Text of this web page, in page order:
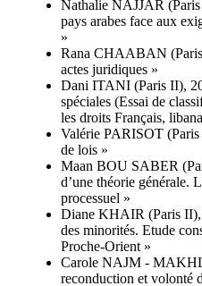
Nathalie NAJJAR
pays arabes face aux
»
Rana CHAABAN
actes juridiques »
Dani ITANI (Paris II),
spéciales (Essai de
les droits Français,
Valérie PARISOT
de lois »
Maan BOU SABER
d’une théorie générale.
processuel »
Diane KHAIR (Paris II),
des minorités. Etude
Proche-Orient »
Carole NAJM -
reconduction et volonté